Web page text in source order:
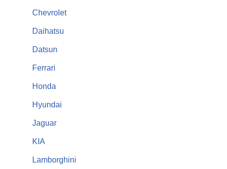
Chevrolet
Daihatsu
Datsun
Ferrari
Honda
Hyundai
Jaguar
KIA
Lamborghini